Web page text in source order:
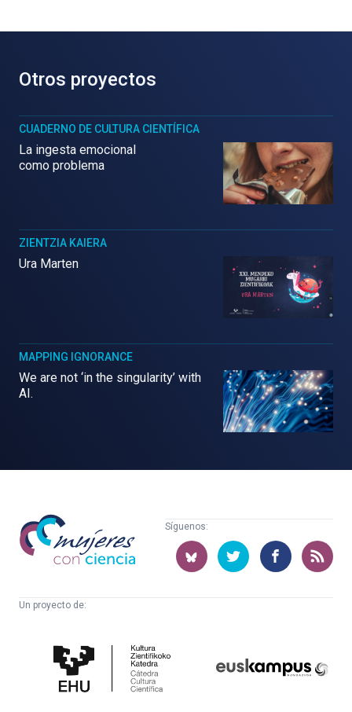
Otros proyectos
CUADERNO DE CULTURA CIENTÍFICA
La ingesta emocional
como problema
ZIENTZIA KAIERA
Ura Marten
MAPPING IGNORANCE
We are not ‘in the singularity’ with
AI.
Mujeres
con
ciencia
Síguenos:
Un proyecto de:
Cultura
Científica